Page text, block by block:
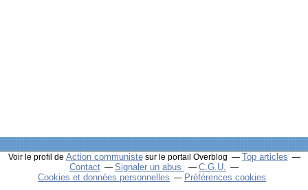
Voir le profil de Action communistesur le portail Overblog
Top articles
Contact
Signaler un abus
C.G.U.
Cookies et données personnelles
Préférences cookies